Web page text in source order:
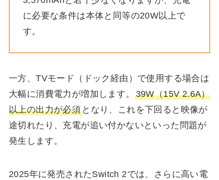
に必要な条件は本体と同等の20W以上で
す。
一方、TVモード（ドック経由）で使用する場合は
大幅に消費電力が増加します。 39W（15V 2.6A）
以上の出力が必須 となり、これを下回ると映像が
途切れたり、充電が追い付かないといった問題が
発生します。
2025年に発売されたSwitch 2では、さらに高い電